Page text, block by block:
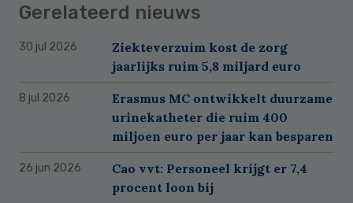
Gerelateerd nieuws
30 jul 2026
Ziekteverzuim kost de zorg
jaarlijks ruim 5,8 miljard euro
8 jul 2026
Erasmus MC ontwikkelt duurzame
urinekatheter die ruim 400
miljoen euro per jaar kan besparen
26 jun 2026
Cao vvt: Personeel krijgt er 7,4
procent loon bij